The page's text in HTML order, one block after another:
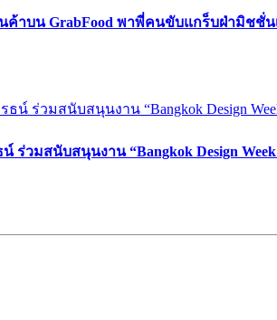
าบน GrabFood พาพี่คนขับแกร็บฝ่ามิชชั่
วมสนับสนุนงาน “Bangkok Design